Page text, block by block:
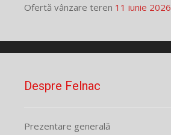
Ofertă vânzare teren 11 iunie 2026
Despre Felnac
Prezentare generală